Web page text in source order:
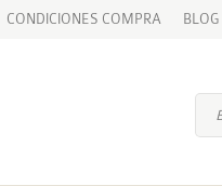
CONDICIONES COMPRA BLOG